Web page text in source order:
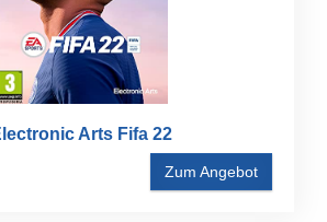
Arts Fifa 22
Zum Angebot